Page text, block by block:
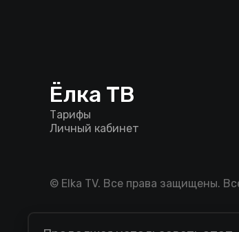
Ёлка ТВ
Тарифы
Личный кабинет
© Elka TV. Все права защищены.